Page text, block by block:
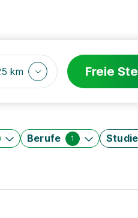
km Freie
Berufe 1